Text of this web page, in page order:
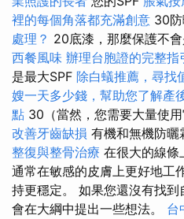
裡的每個角落都充滿創意 30
處理？ 20底漆，那麼保護不
西餐風味 辦理台胞證的完整
是最大SPF 除白蟻推薦，尋找
嫂一天多少錢，幫助您了解產
點 30（當然，您需要大量使用
改善牙齒缺損 有機和無機防曬
整復與整骨治療 在很大的線條
通常在敏感的皮膚上更好地工
持更穩定。 如果您還沒有找
會在大綱中提出一些想法。 台